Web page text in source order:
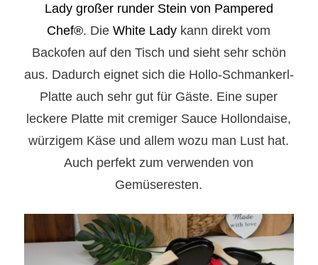
Lady großer runder Stein von Pampered
Chef®. DieWhite Lady kann direkt vom
Backofen auf den Tisch und sieht sehr schön
aus. Dadurch eignet sich die Hollo-Schmankerl-
Platte auch sehr gut für Gäste. Eine super
leckere Platte mit cremiger Sauce Hollondaise,
würzigem Käse und allem wozu man Lust hat.
Auch perfekt zum verwenden von
Gemüseresten.